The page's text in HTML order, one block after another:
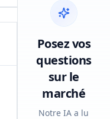
Posez vos
questions
sur le
marché
Notre IA a lu